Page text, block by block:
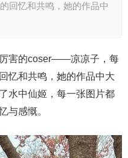
回忆和共鸣，她的作品中
害的coser——凉凉子，每
忆和共鸣，她的作品中大
水中仙姬，每一张图片都
与感慨。